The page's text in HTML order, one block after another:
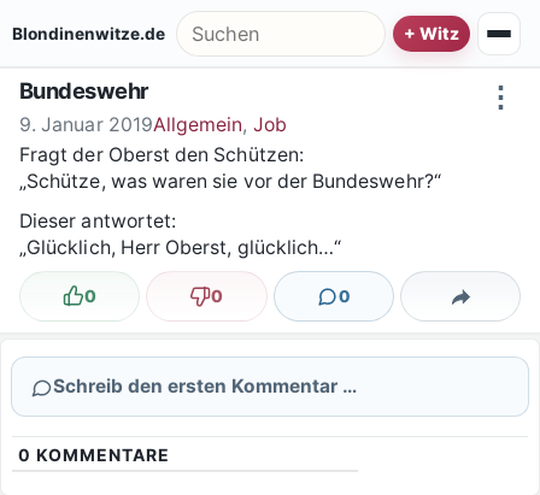
Blondinenwitze.de Suche nach:
⋮
Bundeswehr
9. Januar 2019Allgemein, Job
Fragt der Oberst den Schützen:
„Schütze, was waren sie vor der Bundeswehr?“
Dieser antwortet:
„Glücklich, Herr Oberst, glücklich…“
Lustig
0 Nicht lustig
0 0
Kommentare Teilen
Schreib den ersten Kommentar …
0 KOMMENTARE